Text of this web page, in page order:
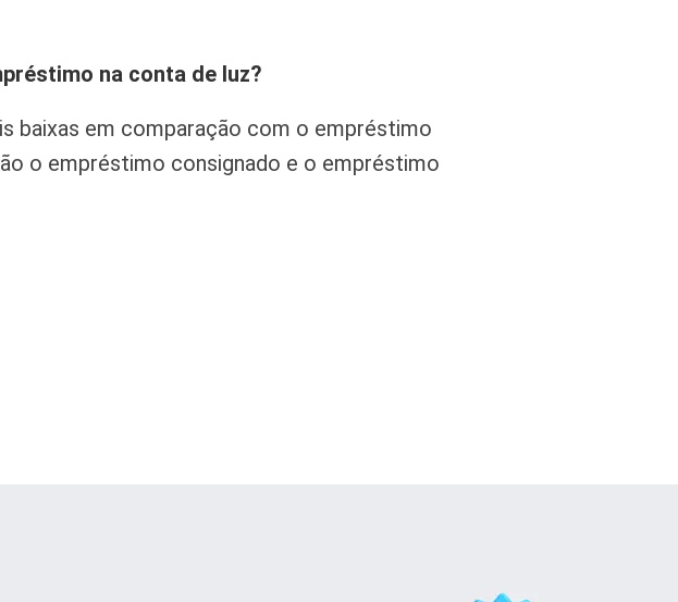
na conta de luz?
baixas em comparação com o empréstimo
o empréstimo consignado e o empréstimo